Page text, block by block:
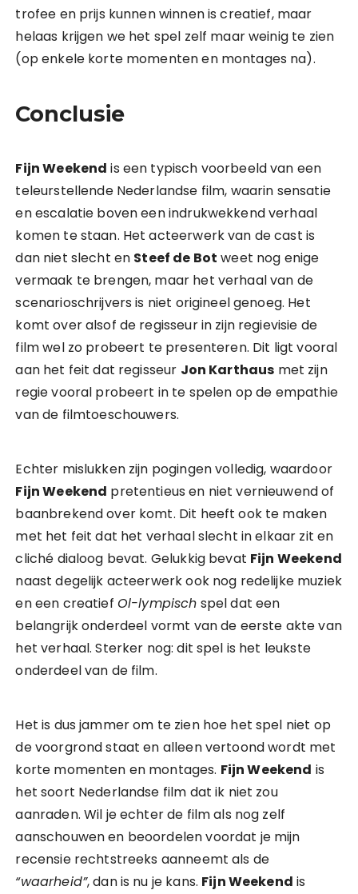
trofee en prijs kunnen winnen is creatief, maar
helaas krijgen we het spel zelf maar weinig te zien
(op enkele korte momenten en montages na).
Conclusie
Fijn Weekend is een typisch voorbeeld van een
teleurstellende Nederlandse film, waarin sensatie
en escalatie boven een indrukwekkend verhaal
komen te staan. Het acteerwerk van de cast is
dan niet slecht en Steef de Bot weet nog enige
vermaak te brengen, maar het verhaal van de
scenarioschrijvers is niet origineel genoeg. Het
komt over alsof de regisseur in zijn regievisie de
film wel zo probeert te presenteren. Dit ligt vooral
aan het feit dat regisseur Jon Karthaus met zijn
regie vooral probeert in te spelen op de empathie
van de filmtoeschouwers.
Echter mislukken zijn pogingen volledig, waardoor
Fijn Weekend pretentieus en niet vernieuwend of
baanbrekend over komt. Dit heeft ook te maken
met het feit dat het verhaal slecht in elkaar zit en
cliché dialoog bevat. Gelukkig bevat Fijn Weekend
naast degelijk acteerwerk ook nog redelijke muziek
en een creatief Ol-lympisch spel dat een
belangrijk onderdeel vormt van de eerste akte van
het verhaal. Sterker nog: dit spel is het leukste
onderdeel van de film.
Het is dus jammer om te zien hoe het spel niet op
de voorgrond staat en alleen vertoond wordt met
korte momenten en montages. Fijn Weekend is
het soort Nederlandse film dat ik niet zou
aanraden. Wil je echter de film als nog zelf
aanschouwen en beoordelen voordat je mijn
recensie rechtstreeks aanneemt als de
“waarheid”, dan is nu je kans. Fijn Weekend is